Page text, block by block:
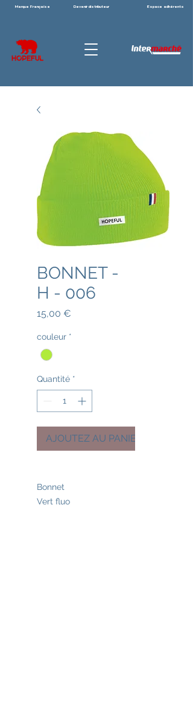
Marque Française Devenir distributeur Espace adhérents
BONNET -
H - 006
15,00 €
couleur *
Quantité *
AJOUTEZ AU PANIER
Bonnet
Vert fluo